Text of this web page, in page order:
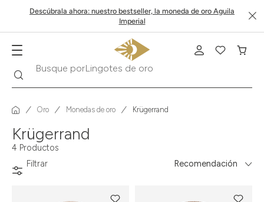
Descúbrala ahora: nuestro bestseller, la moneda de oro Aguila
Imperial
Busque porLingotes de oro
Oro Monedas de oro Krügerrand
Krügerrand
4 Productos
Filtrar
Recomendación